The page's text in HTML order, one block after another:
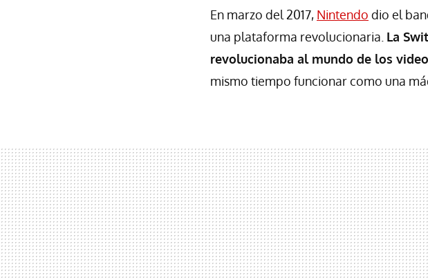
En marzo del 2017, Nintendo dio el
una plataforma revolucionaria. La
revolucionaba al mundo de los
mismo tiempo funcionar como una